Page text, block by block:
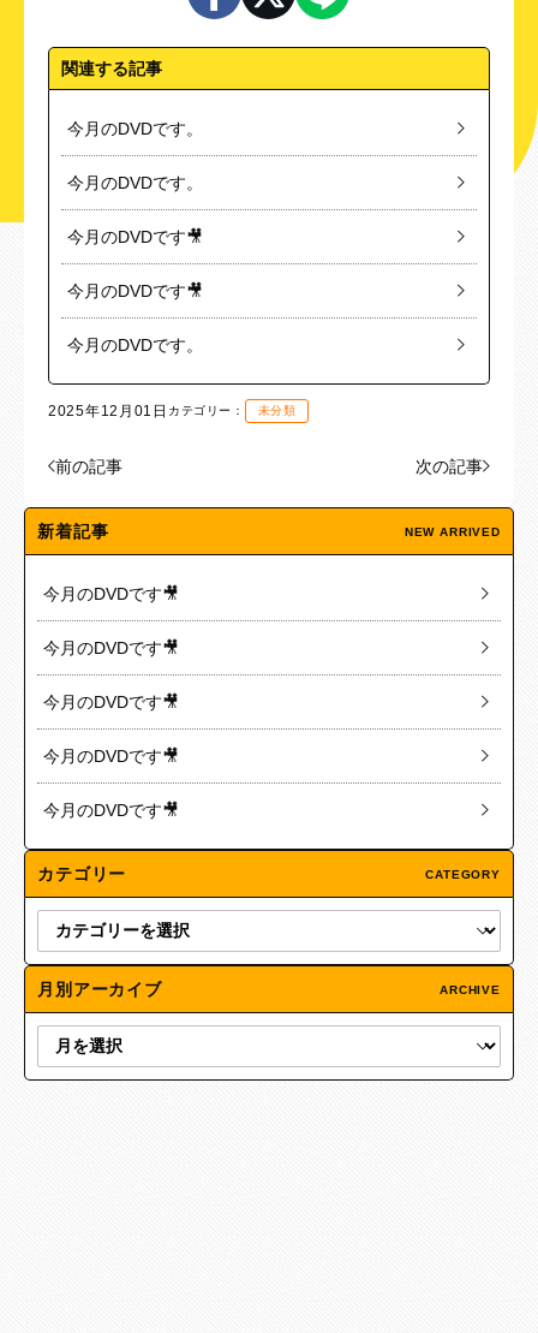
関連する記事
今月のDVDです。
今月のDVDです。
今月のDVDです🎥
今月のDVDです🎥
今月のDVDです。
2025年12月01日 カテゴリー： 未分類
前の記事 次の記事
新着記事 NEW ARRIVED
今月のDVDです🎥
今月のDVDです🎥
今月のDVDです🎥
今月のDVDです🎥
今月のDVDです🎥
カテゴリー CATEGORY
月別アーカイブ ARCHIVE